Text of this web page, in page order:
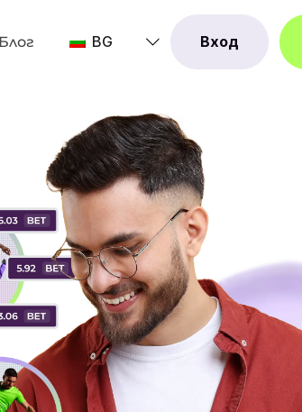
Блог BG Вход